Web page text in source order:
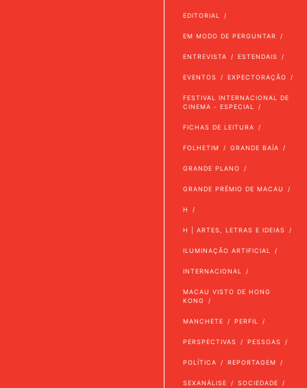
EDITORIAL
EM MODO DE PERGUNTAR
ENTREVISTA ESTENDAIS
EVENTOS EXPECTORAÇÃO
FESTIVAL INTERNACIONAL DE
CINEMA - ESPECIAL
FICHAS DE LEITURA
FOLHETIM GRANDE BAÍA
GRANDE PLANO
GRANDE PRÉMIO DE MACAU
H
H | ARTES, LETRAS E IDEIAS
ILUMINAÇÃO ARTIFICIAL
INTERNACIONAL
MACAU VISTO DE HONG
KONG
MANCHETE PERFIL
PERSPECTIVAS PESSOAS
POLÍTICA REPORTAGEM
SEXANÁLISE SOCIEDADE